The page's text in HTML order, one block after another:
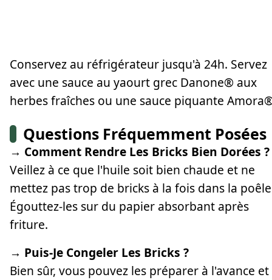
Conservez au réfrigérateur jusqu'à 24h. Servez
avec une sauce au yaourt grec Danone® aux
herbes fraîches ou une sauce piquante
Questions Fréquemment Posées
→ Comment Rendre Les Bricks Bien Dorées ?
Veillez à ce que l'huile soit bien chaude et ne
mettez pas trop de bricks à la fois dans la
Égouttez-les sur du papier absorbant après
friture.
→ Puis-Je Congeler Les Bricks ?
Bien sûr, vous pouvez les préparer à l'avance et